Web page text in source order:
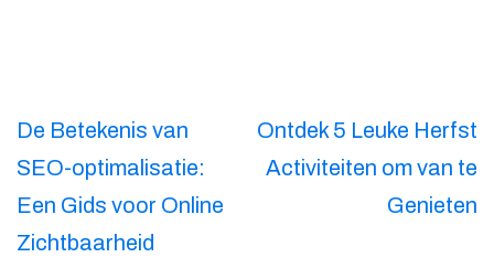
Berichtnavigatie
De Betekenis van
SEO-optimalisatie:
Een Gids voor Online
Zichtbaarheid
Ontdek 5 Leuke Herfst
Activiteiten om van te
Genieten